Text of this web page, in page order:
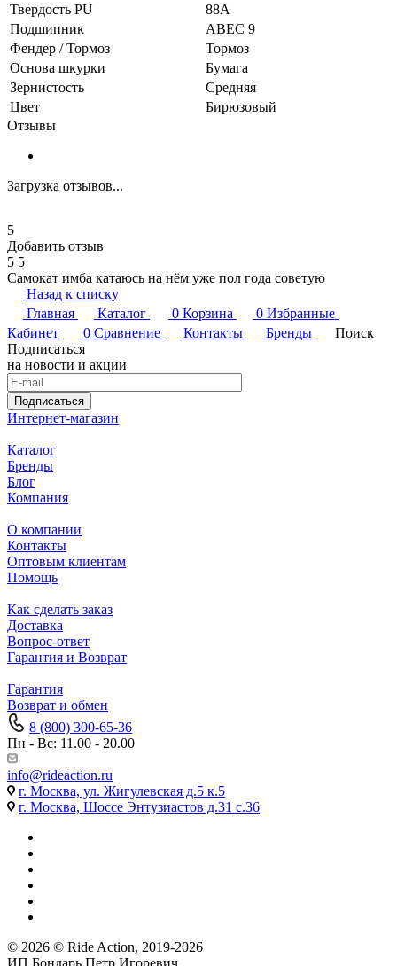
Твердость PU
88A
Подшипник
ABEC 9
Фендер / Тормоз
Тормоз
Основа шкурки
Бумага
Зернистость
Средняя
Цвет
Бирюзовый
Отзывы
Загрузка отзывов...
5
Добавить отзыв
5 5
Самокат имба катаюсь на нём уже пол года советую
Назад к списку
Главная
Каталог 0 Корзина 0 Избранные
Кабинет
0 Сравнение Контакты Бренды
Поиск
Подписаться
на новости и акции
Подписаться
Интернет-магазин
Каталог
Бренды
Блог
Компания
О компании
Контакты
Оптовым клиентам
Помощь
Как сделать заказ
Доставка
Вопрос-ответ
Гарантия и Возврат
Гарантия
Возврат и обмен
8 (800) 300-65-36
Пн - Вс: 11.00 - 20.00
info@rideaction.ru
г. Москва, ул. Жигулевская д.5 к.5
г. Москва, Шоссе Энтузиастов д.31 с.36
© 2026 © Ride Action, 2019-2026
ИП Бондарь Петр Игоревич